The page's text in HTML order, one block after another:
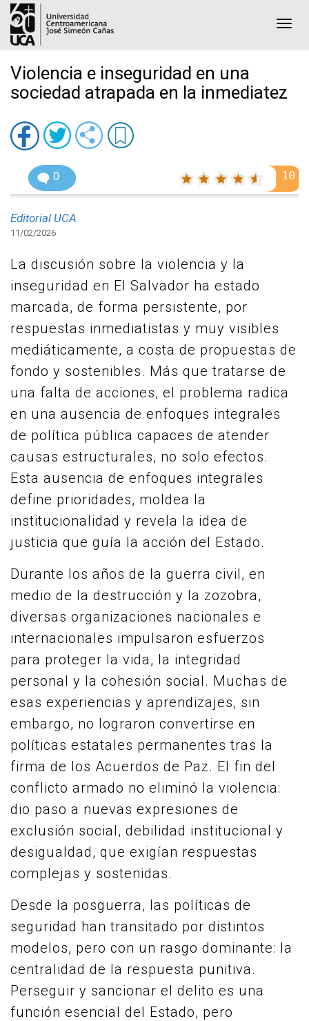
Violencia e inseguridad en una
sociedad atrapada en la inmediatez
0 10
Editorial UCA
11/02/2026
La discusión sobre la violencia y la
inseguridad en El Salvador ha estado
marcada, de forma persistente, por
respuestas inmediatistas y muy visibles
mediáticamente, a costa de propuestas de
fondo y sostenibles. Más que tratarse de
una falta de acciones, el problema radica
en una ausencia de enfoques integrales
de política pública capaces de atender
causas estructurales, no solo efectos.
Esta ausencia de enfoques integrales
define prioridades, moldea la
institucionalidad y revela la idea de
justicia que guía la acción del Estado.
Durante los años de la guerra civil, en
medio de la destrucción y la zozobra,
diversas organizaciones nacionales e
internacionales impulsaron esfuerzos
para proteger la vida, la integridad
personal y la cohesión social. Muchas de
esas experiencias y aprendizajes, sin
embargo, no lograron convertirse en
políticas estatales permanentes tras la
firma de los Acuerdos de Paz. El fin del
conflicto armado no eliminó la violencia:
dio paso a nuevas expresiones de
exclusión social, debilidad institucional y
desigualdad, que exigían respuestas
complejas y sostenidas.
Desde la posguerra, las políticas de
seguridad han transitado por distintos
modelos, pero con un rasgo dominante: la
centralidad de la respuesta punitiva.
Perseguir y sancionar el delito es una
función esencial del Estado, pero